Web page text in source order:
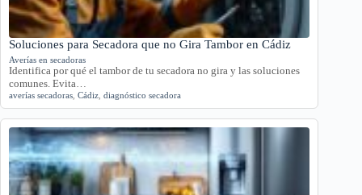
Soluciones para Secadora que no Gira Tambor en Cádiz
Averías en secadoras
Identifica por qué el tambor de tu secadora no gira y las soluciones
comunes. Evita…
averías secadoras Cádiz diagnóstico secadora